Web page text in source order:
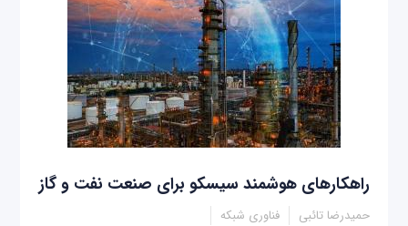
راهکارهای هوشمند سیسکو برای صنعت نفت و گاز
حمیدرضا تائبی فناوری شبکه